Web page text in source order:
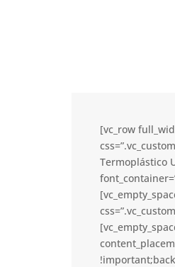
[vc_row
Termoplástico